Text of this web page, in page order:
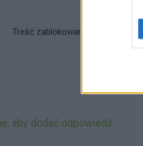
Treść zablokowana przez
aby dodać odpowiedź